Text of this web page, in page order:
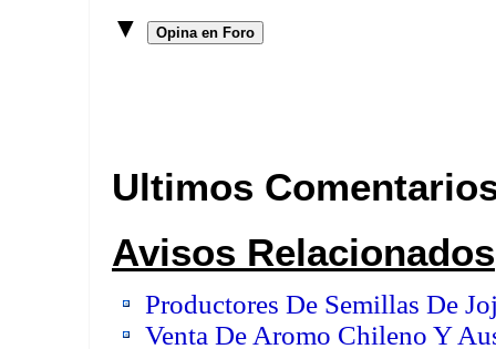
▼
Opina en Foro
Ultimos
Avisos Relacionados
Productores De Semillas De
Venta De Aromo Chileno Y